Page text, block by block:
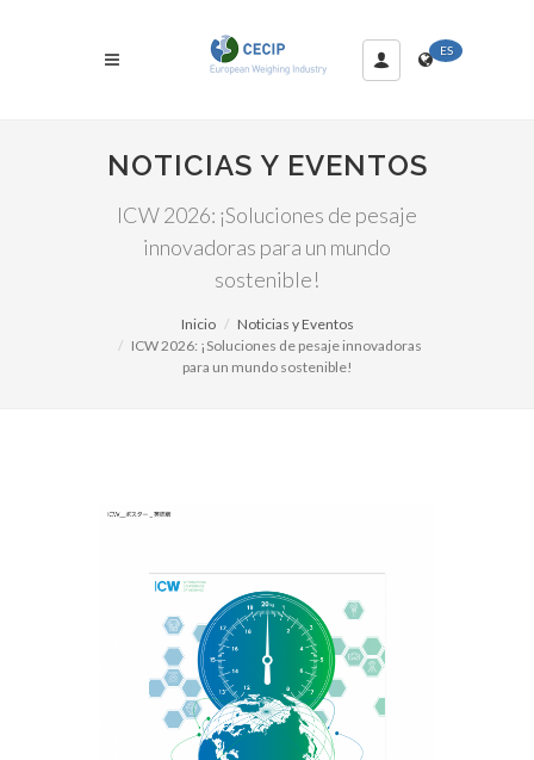
ES
NOTICIAS Y EVENTOS
ICW 2026: ¡Soluciones de pesaje
innovadoras para un mundo
sostenible!
Inicio
Noticias y Eventos
ICW 2026: ¡Soluciones de pesaje innovadoras
para un mundo sostenible!